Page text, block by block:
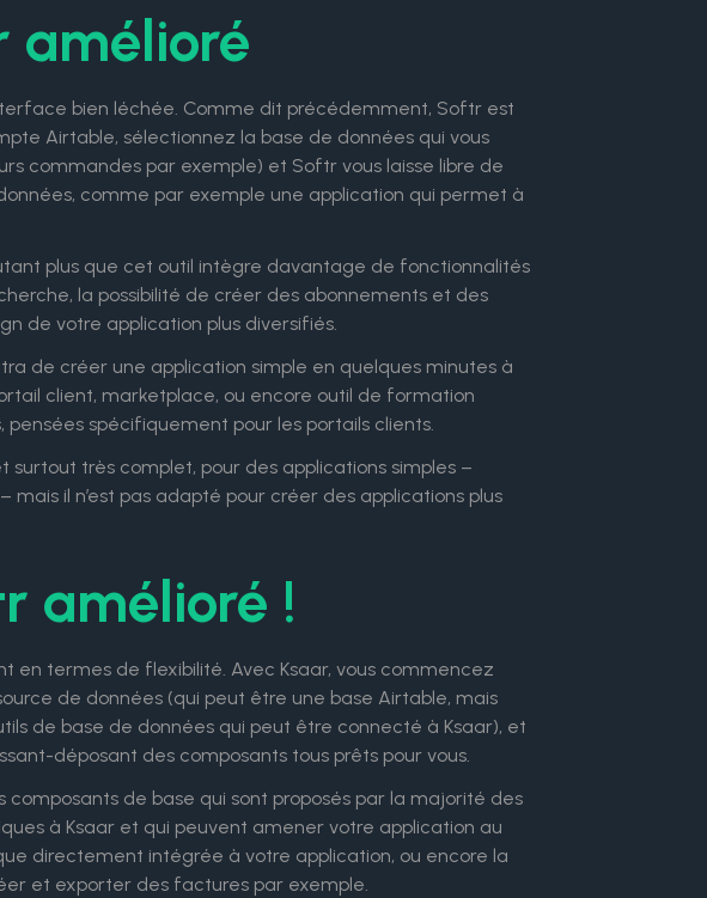
amélioré
bien léchée. Comme dit précédemment, Softr est
Airtable, sélectionnez la base de données qui vous
commandes par exemple) et Softr vous laisse libre de
comme par exemple une application qui permet à
plus que cet outil intègre davantage de fonctionnalités
la possibilité de créer des abonnements et des
de votre application plus diversifiés.
de créer une application simple en quelques minutes à
client, marketplace, ou encore outil de formation
spécifiquement pour les portails clients.
surtout très complet, pour des applications simples –
il n’est pas adapté pour créer des applications plus
amélioré !
en termes de flexibilité. Avec Ksaar, vous commencez
de données (qui peut être une base Airtable, mais
de base de données qui peut être connecté à Ksaar), et
déposant des composants tous prêts pour vous.
composants de base qui sont proposés par la majorité des
à Ksaar et qui peuvent amener votre application au
directement intégrée à votre application, ou encore la
et exporter des factures par exemple.